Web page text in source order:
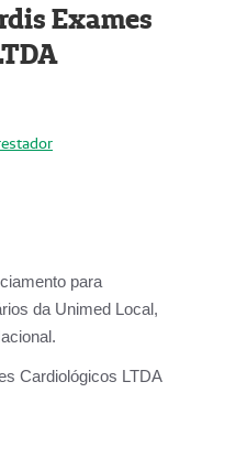
Exames
para
da Unimed Local,
Cardiológicos LTDA